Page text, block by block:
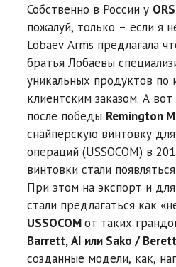
Собственно в России у
пожалуй, только – если я
Lobaev Arms предлагала
братья Лобаевы
уникальных продуктов по
клиентским заказом. А
после победы Remington
снайперскую винтовку
операций (USSOCOM) в
винтовки стали
При этом на экспорт и
стали предлагаться как
USSOCOMот таких
Barrett, AI или Sako /
созданные модели, как,